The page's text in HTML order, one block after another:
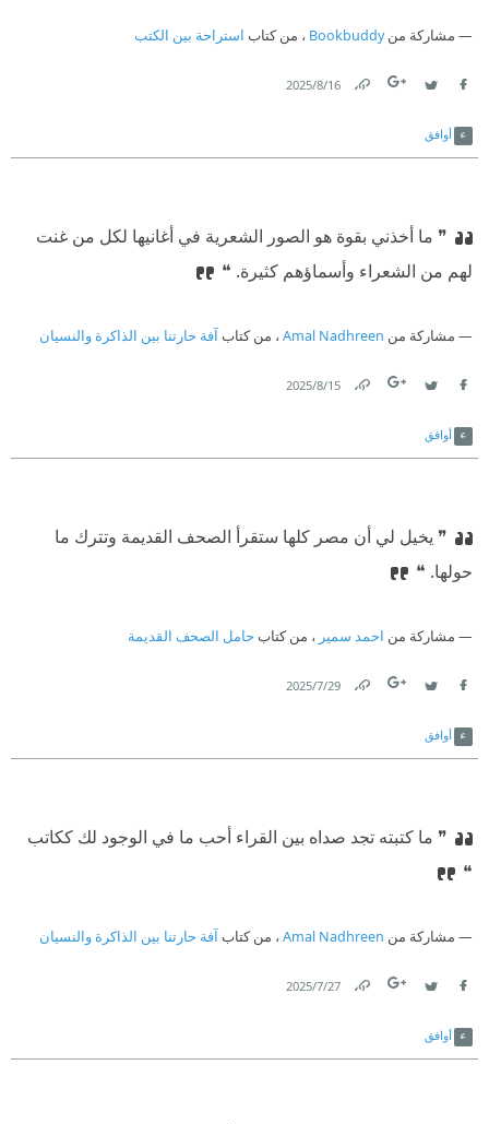
مشاركة منBookbuddy ، من كتاب استراحة بين الكتب
16‏/8‏/2025
أوافق
❞ ما أخذني بقوة هو الصور الشعرية في أغانيها لكل من غنت
لهم من الشعراء وأسماؤهم كثيرة. ❝
مشاركة من Amal Nadhreen ، من كتاب آفة حارتنا بين الذاكرة والنسيان
15‏/8‏/2025
أوافق
❞ يخيل لي أن مصر كلها ستقرأ الصحف القديمة وتترك ما
حولها. ❝
مشاركة من احمد سمير ، من كتاب حامل الصحف القديمة
29‏/7‏/2025
أوافق
❞ ما كتبته تجد صداه بين القراء أحب ما في الوجود لك ككاتب
❝
مشاركة من Amal Nadhreen ، من كتاب آفة حارتنا بين الذاكرة والنسيان
27‏/7‏/2025
أوافق